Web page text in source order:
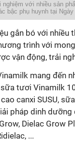
nghiệm với nhiều sản
bậc phụ huynh tại
gắn bó với nhiều
trình với
vận động, trải
mang đến
tươi Vinamilk
canxi SUSU,
pháp dinh
Dielac Grow
...